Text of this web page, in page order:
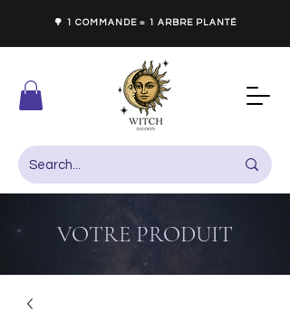
🌳 1 COMMANDE = 1 ARBRE PLANTÉ
VOTRE PRODUIT